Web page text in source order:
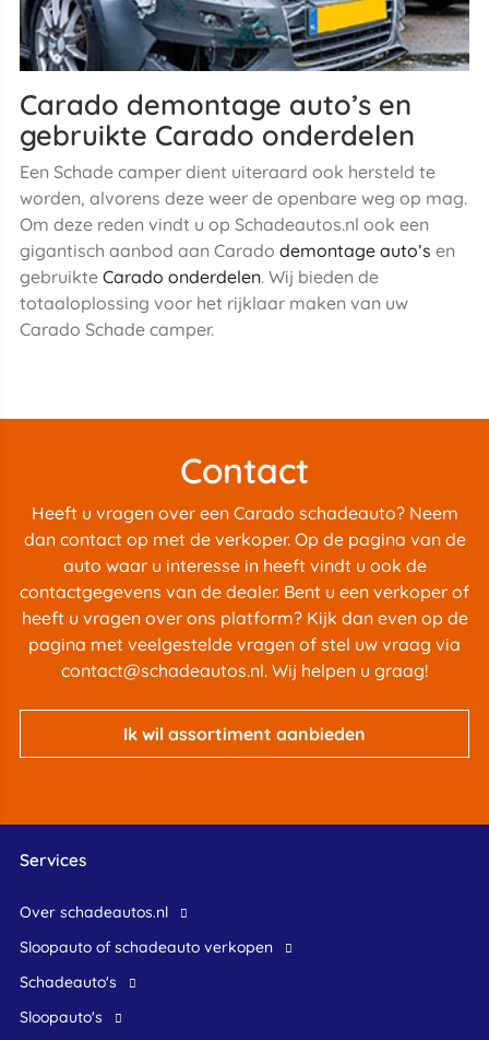
Carado demontage auto’s en
gebruikte Carado onderdelen
Een Schade camper dient uiteraard ook hersteld te
worden, alvorens deze weer de openbare weg op mag.
Om deze reden vindt u op Schadeautos.nl ook een
gigantisch aanbod aan Carado demontage auto’s en
gebruikte Carado onderdelen. Wij bieden de
totaaloplossing voor het rijklaar maken van uw
Carado Schade camper.
Contact
Heeft u vragen over een Carado schadeauto? Neem
dan contact op met de verkoper. Op de pagina van de
auto waar u interesse in heeft vindt u ook de
contactgegevens van de dealer. Bent u een verkoper of
heeft u vragen over ons platform? Kijk dan even op de
pagina met veelgestelde vragen of stel uw vraag via
contact@schadeautos.nl. Wij helpen u graag!
Ik wil assortiment aanbieden
Services
Over schadeautos.nl
Sloopauto of schadeauto verkopen
Schadeauto's
Sloopauto's